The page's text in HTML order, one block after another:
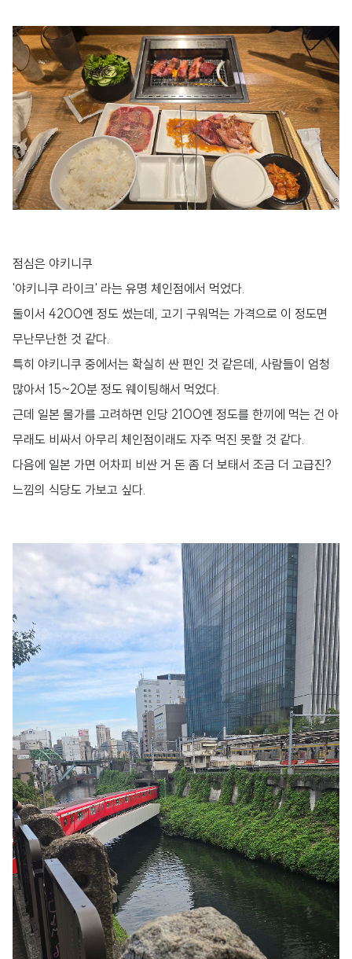
점심은 야키니쿠
'야키니쿠 라이크' 라는 유명 체인점에서 먹었다.
둘이서 4200엔 정도 썼는데, 고기 구워먹는 가격으로 이 정도면
무난무난한 것 같다.
특히 야키니쿠 중에서는 확실히 싼 편인 것 같은데, 사람들이 엄청
많아서 15~20분 정도 웨이팅해서 먹었다.
근데 일본 물가를 고려하면 인당 2100엔 정도를 한끼에 먹는 건 아
무래도 비싸서 아무리 체인점이래도 자주 먹진 못할 것 같다.
다음에 일본 가면 어차피 비싼 거 돈 좀 더 보태서 조금 더 고급진?
느낌의 식당도 가보고 싶다.